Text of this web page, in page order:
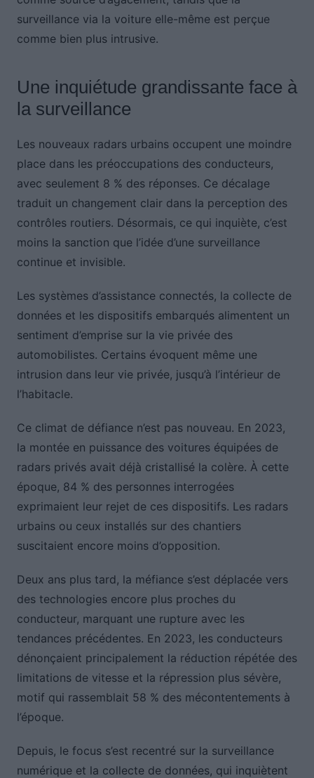
surveillance via la voiture elle-même est perçue
comme bien plus intrusive.
Une inquiétude grandissante face à
la surveillance
Les nouveaux radars urbains occupent une moindre
place dans les préoccupations des conducteurs,
avec seulement 8 % des réponses. Ce décalage
traduit un changement clair dans la perception des
contrôles routiers. Désormais, ce qui inquiète, c’est
moins la sanction que l’idée d’une surveillance
continue et invisible.
Les systèmes d’assistance connectés, la collecte de
données et les dispositifs embarqués alimentent un
sentiment d’emprise sur la vie privée des
automobilistes. Certains évoquent même une
intrusion dans leur vie privée, jusqu’à l’intérieur de
l’habitacle.
Ce climat de défiance n’est pas nouveau. En 2023,
la montée en puissance des voitures équipées de
radars privés avait déjà cristallisé la colère. À cette
époque, 84 % des personnes interrogées
exprimaient leur rejet de ces dispositifs. Les radars
urbains ou ceux installés sur des chantiers
suscitaient encore moins d’opposition.
Deux ans plus tard, la méfiance s’est déplacée vers
des technologies encore plus proches du
conducteur, marquant une rupture avec les
tendances précédentes. En 2023, les conducteurs
dénonçaient principalement la réduction répétée des
limitations de vitesse et la répression plus sévère,
motif qui rassemblait 58 % des mécontentements à
l’époque.
Depuis, le focus s’est recentré sur la surveillance
numérique et la collecte de données, qui inquiètent